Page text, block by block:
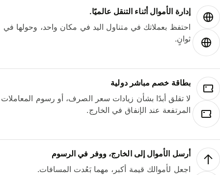
إدارة الأموال أثناء التنقل عالميًا.
احتفظ بعملاتك في متناول اليد في مكان واحد، وحولها في
ثوانٍ.
بطاقة خصم مباشر دولية
لا تقلق أبدًا بشأن زيادات سعر الصرف، أو رسوم المعاملات
المرتفعة عند الإنفاق في الخارج.
أرسل الأموال إلى الخارج، ووفر في الرسوم
اجعل لأموالك قيمة أكبر، مهما بَعُدت المسافات.